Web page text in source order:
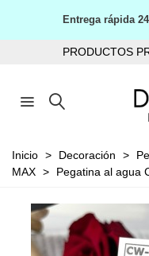
Entrega rápida
PRODUCTOS
Inicio > Decoración >
MAX > Pegatina al agua